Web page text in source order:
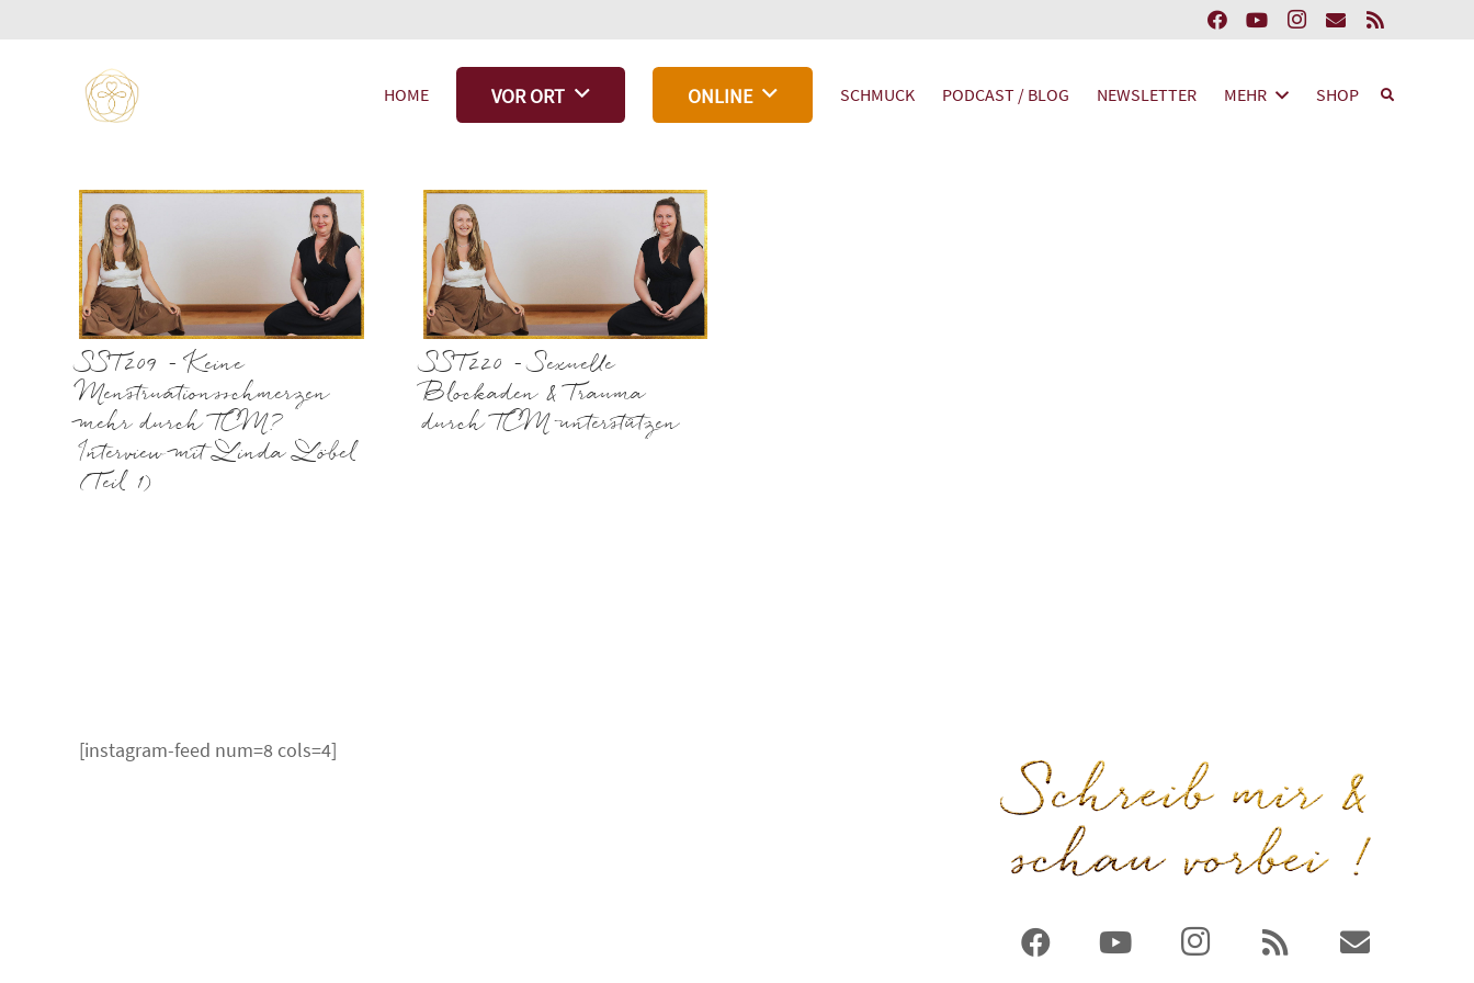
HOME VOR ORT ONLINE SCHMUCK PODCAST / BLOG NEWSLETTER MEHR SHOP
SST209 – Keine
Menstruationsschmerzen
mehr durch TCM?
Interview mit Linda Löbel
(Teil 1)
SST220 – Sexuelle
Blockaden & Trauma
durch TCM unterstützen
[instagram-feed num=8 cols=4]